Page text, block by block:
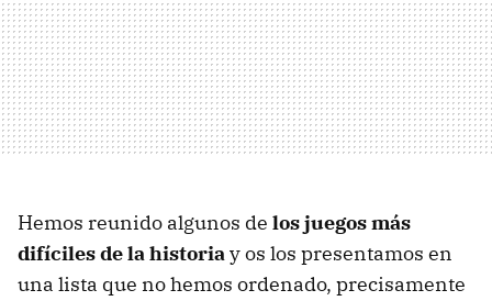
Hemos reunido algunos de los juegos más
difíciles de la historiay os los presentamos en
una lista que no hemos ordenado, precisamente